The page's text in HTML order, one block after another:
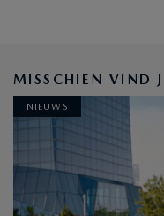
MISSCHIEN VIND
NIEUWS